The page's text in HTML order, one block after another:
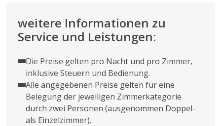
weitere Informationen zu
Service und Leistungen:
Die Preise gelten pro Nacht und pro Zimmer,
inklusive Steuern und Bedienung.
Alle angegebenen Preise gelten für eine
Belegung der jeweiligen Zimmerkategorie
durch zwei Personen (ausgenommen Doppel-
als Einzelzimmer).